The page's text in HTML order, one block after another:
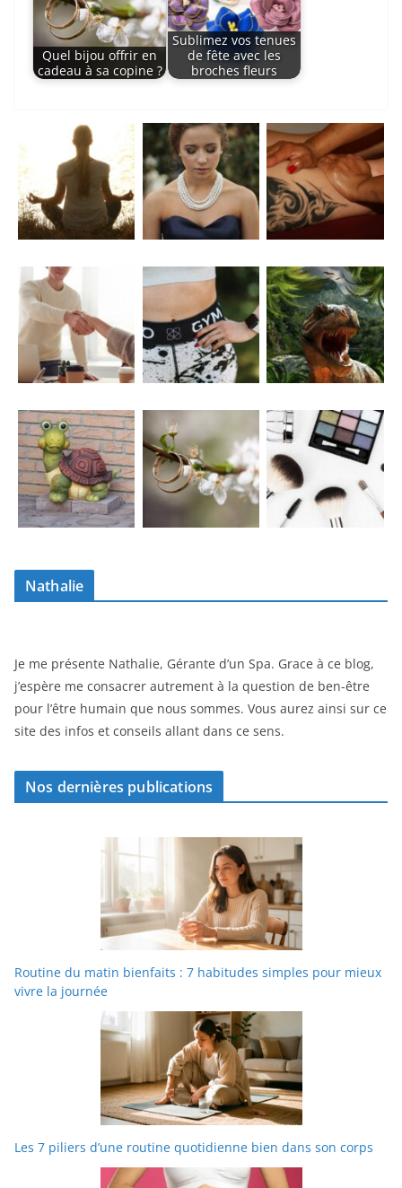
Quel bijou offrir en
cadeau à sa copine ?
Sublimez vos tenues
de fête avec les
broches fleurs
Nathalie
Je me présente Nathalie, Gérante d’un Spa. Grace à ce blog,
j’espère me consacrer autrement à la question de ben-être
pour l’être humain que nous sommes. Vous aurez ainsi sur ce
site des infos et conseils allant dans ce sens.
Nos dernières publications
Routine du matin bienfaits : 7 habitudes simples pour mieux
vivre la journée
Les 7 piliers d’une routine quotidienne bien dans son corps